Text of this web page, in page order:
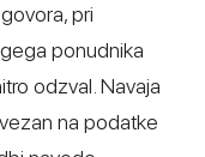
pri
ponudnika
odzval. Navaja
na podatke